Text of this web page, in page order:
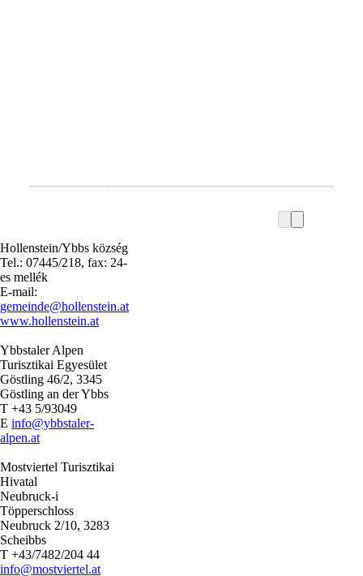
Hollenstein/Ybbs község
Tel.: 07445/218, fax: 24-
es mellék
E-mail:
gemeinde@hollenstein.at
www.hollenstein.at
Ybbstaler Alpen
Turisztikai Egyesület
Göstling 46/2, 3345
Göstling an der Ybbs
T +43 5/93049
E info@ybbstaler-
alpen.at
Mostviertel Turisztikai
Hivatal
Neubruck-i
Töpperschloss
Neubruck 2/10, 3283
Scheibbs
T +43/7482/204 44
info@mostviertel.at